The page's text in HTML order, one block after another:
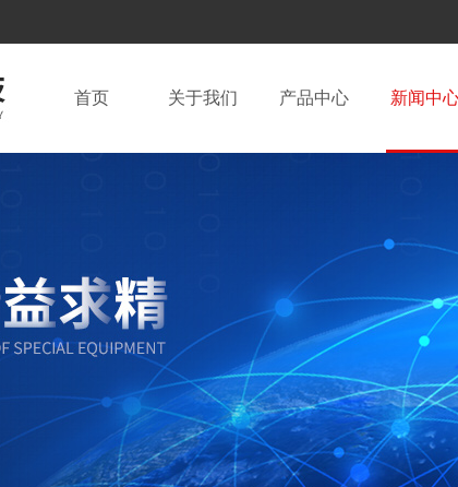
首页 关于我们 产品中心 新闻中